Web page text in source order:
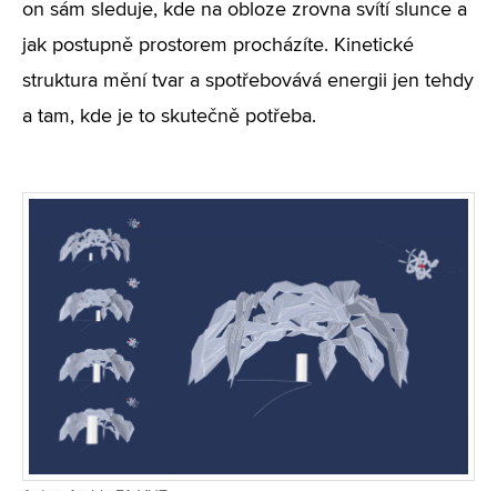
on sám sleduje, kde na obloze zrovna svítí slunce a
jak postupně prostorem procházíte. Kinetické
struktura mění tvar a spotřebovává energii jen tehdy
a tam, kde je to skutečně potřeba.